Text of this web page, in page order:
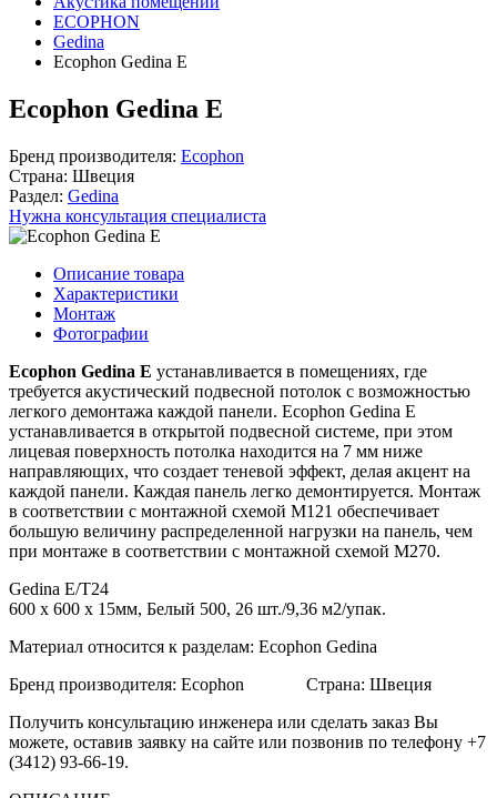
ECOPHON
Gedina
Ecophon Gedina E
Ecophon Gedina E
Бренд производителя: Ecophon
Страна: Швеция
Раздел: Gedina
Нужна консультация специалиста
Описание товара
Характеристики
Монтаж
Фотографии
Ecophon Gedina E устанавливается в помещениях, где
требуется акустический подвесной потолок с возможностью
легкого демонтажа каждой панели. Ecophon Gedina E
устанавливается в открытой подвесной системе, при этом
лицевая поверхность потолка находится на 7 мм ниже
направляющих, что создает теневой эффект, делая акцент на
каждой панели. Каждая панель легко демонтируется. Монтаж
в соответствии с монтажной схемой M121 обеспечивает
большую величину распределенной нагрузки на панель, чем
при монтаже в соответствии с монтажной схемой M270.
Gedina E/T24
600 х 600 х 15мм, Белый 500, 26 шт./9,36 м2/упак.
Материал относится к разделам: Ecophon Gedina
Бренд производителя: Ecophon Страна: Швеция
Получить консультацию инженера или сделать заказ Вы
можете, оставив заявку на сайте или позвонив по телефону +7
(3412) 93-66-19.